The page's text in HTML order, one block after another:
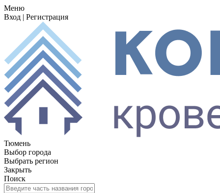
Меню
Вход | Регистрация
Тюмень
Выбор города
Выбрать регион
Закрыть
Поиск